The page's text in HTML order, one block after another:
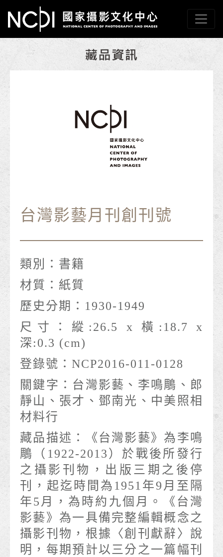
跳到主要內容
國家攝影文化中心
網頁導覽
台灣影藝月刊創刊號
類別： 書籍
材質： 紙質
歷史分期： 1930-1949
尺寸： 縱:26.5 x 橫:18.7 x
深:0.3 (cm)
登錄號： NCP2016-011-0128
關鍵字： 台灣影藝、李鳴鵰、郎
靜山、張才、鄧南光、中美照相
材料行
藏品描述：
《台灣影藝》為李鳴
鵰（1922-2013）於戰後所發行
之攝影刊物，出版三期之後停
刊，起迄時間為1951年9月至隔
年5月，為時約九個月。《台灣
影藝》為一具備完整編輯概念之
攝影刊物，根據〈創刊獻辭〉說
明，每期預計以三分之一篇幅刊